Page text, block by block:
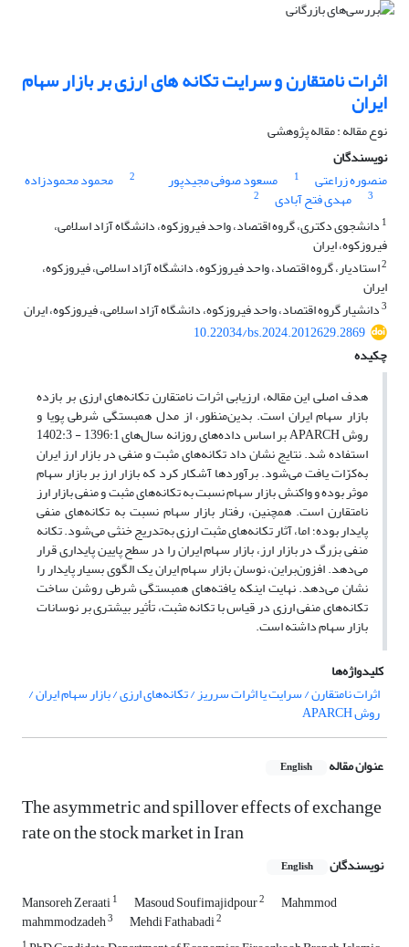
اثرات نامتقارن و سرایت تکانه های ارزی بر بازار سهام
ایران
نوع مقاله : مقاله پژوهشی
نویسندگان
منصوره زراعتی
1 مسعود صوفی مجیدپور 2 محمود محمودزاده
3 مهدی فتح آبادی
2
1 دانشجوی دکتری، گروه اقتصاد، واحد فیروزکوه، دانشگاه آزاد اسلامی،
فیروزکوه، ایران
2استادیار، گروه اقتصاد، واحد فیروزکوه، دانشگاه آزاد اسلامی، فیروزکوه،
ایران
3دانشیار گروه اقتصاد، واحد فیروزکوه، دانشگاه آزاد اسلامی، فیروزکوه، ایران
10.22034/bs.2024.2012629.2869
چکیده
هدف اصلی این مقاله، ارزیابی اثرات نامتقارن تکانه‌های ارزی بر بازده
بازار سهام ایران است. بدین‌منظور، از مدل همبستگی شرطی پویا و
روش APARCH بر اساس داده‌های روزانه سال‌های 1396:1 - 1402:3
استفاده شد. نتایج نشان داد تکانه‌های مثبت و منفی در بازار ارز ایران
به‌کرّات یافت می‌شود. برآوردها آشکار کرد که بازار ارز بر بازار سهام
موثر بوده و واکنش بازار سهام نسبت به تکانه‌های مثبت و منفی بازار ارز
نامتقارن است. همچنین، رفتار بازار سهام نسبت به تکانه‌های منفی
پایدار بوده؛ اما، آثار تکانه‌های مثبت ارزی به‌تدریج خنثی می‌شود. تکانه
منفی بزرگ در بازار ارز، بازار سهام ایران را در سطح پایین پایداری قرار
می‌دهد. افزون‌براین، نوسان بازار سهام ایران یک الگوی بسیار پایدار را
نشان می‌دهد. نهایت اینکه یافته‌های همبستگی شرطی روشن ساخت
تکانه‌های منفی ارزی در قیاس با تکانه مثبت، تأثیر بیشتری بر نوسانات
بازار سهام داشته است.
کلیدواژه‌ها
اثرات نامتقارن / سرایت یا اثرات سرریز / تکانه‌های ارزی / بازار سهام ایران /
روش APARCH
عنوان مقاله English
The asymmetric and spillover effects of exchange
rate on the stock market in Iran
نویسندگان English
Mansoreh Zeraati1 Masoud Soufimajidpour2 Mahmmod
mahmmodzadeh3 Mehdi Fathabadi2